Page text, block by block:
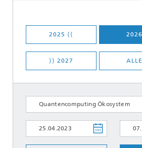
2025 ⟨⟨ 2026
⟩⟩ 2027 ALLE